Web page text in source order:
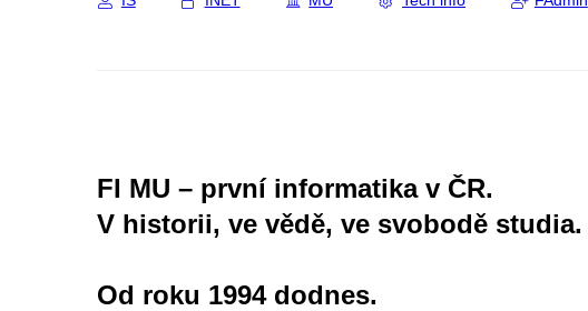
FI MU – první informatika v ČR.
V historii, ve vědě, ve svobodě studia.
Od roku 1994 dodnes.